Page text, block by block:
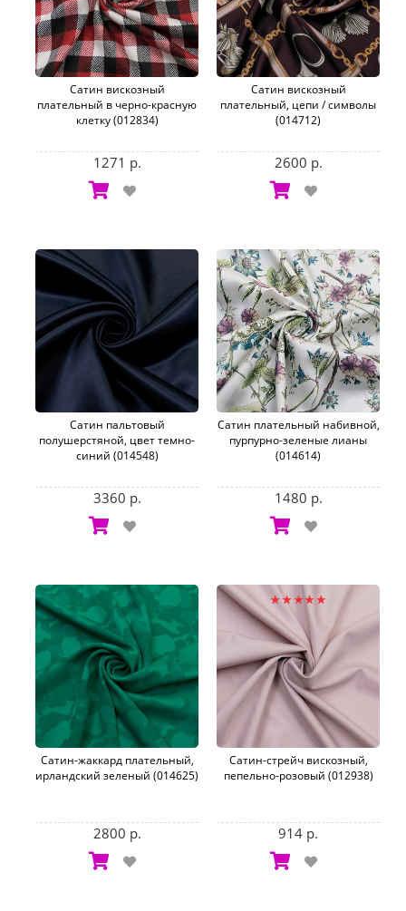
Сатин вискозный
плательный в черно-красную
клетку (012834)
1271 р.
Сатин вискозный
плательный, цепи / символы
(014712)
2600 р.
Сатин пальтовый
полушерстяной, цвет темно-
синий (014548)
3360 р.
Сатин плательный набивной,
пурпурно-зеленые лианы
(014614)
1480 р.
Сатин-жаккард плательный,
ирландский зеленый (014625)
2800 р.
Сатин-стрейч вискозный,
пепельно-розовый (012938)
914 р.